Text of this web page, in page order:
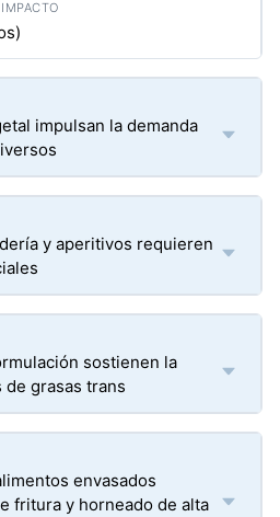
impulsan la demanda
y aperitivos requieren
sostienen la
grasas trans
envasados
fritura y horneado de alta